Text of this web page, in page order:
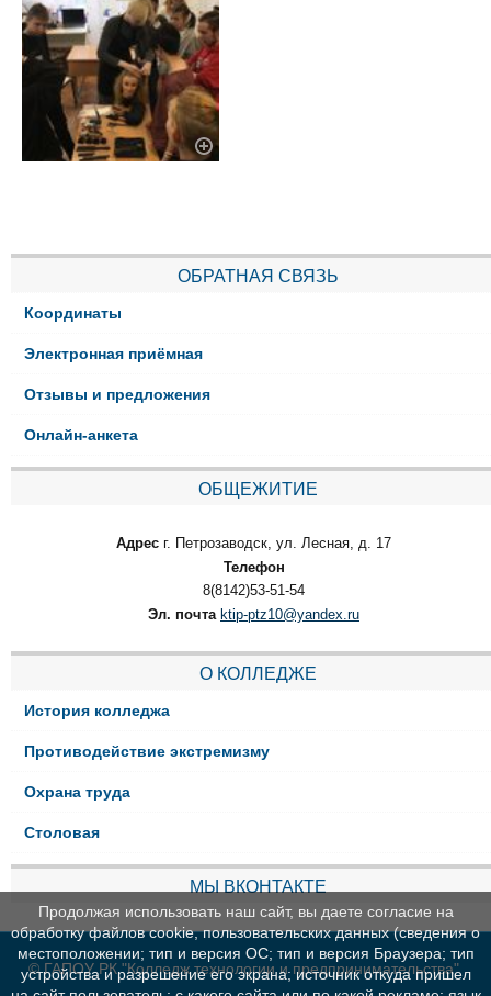
ОБРАТНАЯ СВЯЗЬ
Координаты
Электронная приёмная
Отзывы и предложения
Онлайн-анкета
ОБЩЕЖИТИЕ
Адрес г. Петрозаводск, ул. Лесная, д. 17
Телефон
8(8142)53-51-54
Эл. почта ktip-ptz10@yandex.ru
О КОЛЛЕДЖЕ
История колледжа
Противодействие экстремизму
Охрана труда
Столовая
МЫ ВКОНТАКТЕ
© ГАПОУ РК "Колледж технологии и предпринимательства"
Продолжая использовать наш сайт, вы даете согласие на
обработку файлов cookie, пользовательских данных (сведения о
местоположении; тип и версия ОС; тип и версия Браузера; тип
устройства и разрешение его экрана; источник откуда пришел